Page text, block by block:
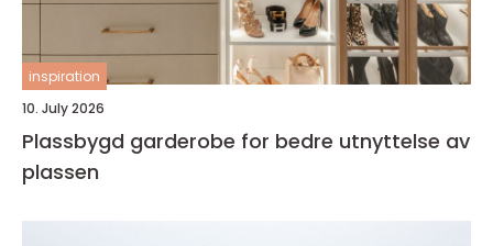
inspiration
10. July 2026
Plassbygd garderobe for bedre utnyttelse av
plassen